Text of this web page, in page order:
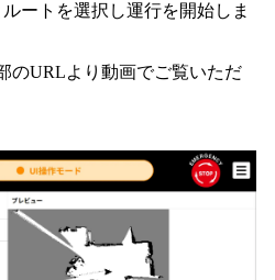
ートを選択し運行を開始しま
のURLより動画でご覧いただ